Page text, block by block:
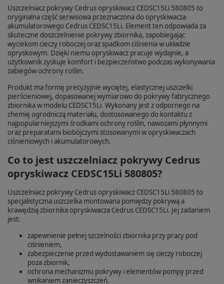
Uszczelniacz pokrywy Cedrus opryskiwacz CEDSC15Li 580805 to
oryginalna część serwisowa przeznaczona do opryskiwacza
akumulatorowego Cedrus CEDSC15Li. Element ten odpowiada za
skuteczne doszczelnienie pokrywy zbiornika, zapobiegając
wyciekom cieczy roboczej oraz spadkom ciśnienia w układzie
opryskowym. Dzięki niemu opryskiwacz pracuje wydajnie, a
użytkownik zyskuje komfort i bezpieczeństwo podczas wykonywania
zabiegów ochrony roślin.
Produkt ma formę precyzyjnie wyciętej, elastycznej uszczelki
pierścieniowej, dopasowanej wymiarowo do pokrywy fabrycznego
zbiornika w modelu CEDSC15Li. Wykonany jest z odpornego na
chemię ogrodniczą materiału, dostosowanego do kontaktu z
najpopularniejszymi środkami ochrony roślin, nawozami płynnymi
oraz preparatami biobójczymi stosowanymi w opryskiwaczach
ciśnieniowych i akumulatorowych.
Co to jest uszczelniacz pokrywy Cedrus
opryskiwacz CEDSC15Li 580805?
Uszczelniacz pokrywy Cedrus opryskiwacz CEDSC15Li 580805 to
specjalistyczna uszczelka montowana pomiędzy pokrywą a
krawędzią zbiornika opryskiwacza Cedrus CEDSC15Li. Jej zadaniem
jest:
zapewnienie pełnej szczelności zbiornika przy pracy pod
ciśnieniem,
zabezpieczenie przed wydostawaniem się cieczy roboczej
poza zbiornik,
ochrona mechanizmu pokrywy i elementów pompy przed
wnikaniem zanieczyszczeń.